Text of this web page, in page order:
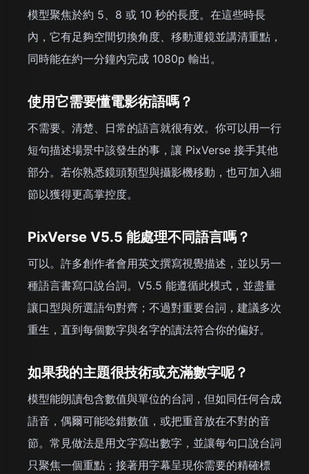
模型聚焦於約 5、8 或 10 秒的長度。在這些時長
內，它有足夠空間切換角度、移動運鏡並講清重點，
同時能在約一分鐘內完成 1080p 輸出。
使用它需要懂電影術語嗎？
不需要。清楚、日常的語言就很有效。你可以用一行
短句描述場景中該發生的事，讓 PixVerse 接手其他
部分。若你熟悉鏡頭類型與攝影機移動，也可加入細
節以獲得更高掌控度。
PixVerse V5.5 能處理不同語言嗎？
可以。許多創作者會用英文撰寫視覺描述，並以另一
種語言書寫口說台詞。V5.5 能遵循此模式，並盡量
讓口型與所選語句對齊；不過對重要台詞，建議多次
重生，直到每個數字與名字的讀法符合你的偏好。
如果我的主題很技術或充滿數字呢？
模型能朗讀包含數值與單位的台詞，但如同任何合成
語音，偶爾可能唸錯數值，或把重音放在不對的音
節。常見做法是用文字寫出數字，並讓每句口說台詞
只聚焦一個重點；接著用字幕呈現你需要的精確標